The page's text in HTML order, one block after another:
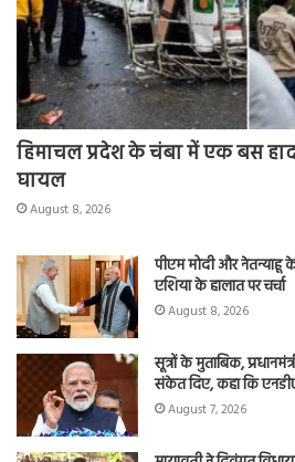
हिमाचल प्रदेश के चंबा में एक बस
घायल
August 8, 2026
पीएम मोदी और नेतन्याहू
एशिया के हालात पर चर्चा
August 8, 2026
सूत्रों के मुताबिक,
संकेत दिए, कहा कि
August 7, 2026